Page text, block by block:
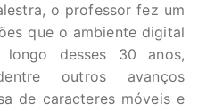
o professor fez um
que o ambiente digital
desses 30 anos,
outros avanços
de caracteres móveis e